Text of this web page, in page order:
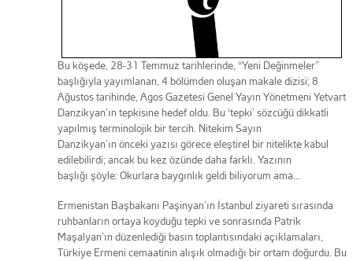
Bu köşede, 28-31 Temmuz tarihlerinde, “Yeni Değinmeler”
başlığıyla yayımlanan, 4 bölümden oluşan makale dizisi; 8
Ağustos tarihinde, Agos Gazetesi Genel Yayın Yönetmeni Yetvart
Danzikyan’ın tepkisine hedef oldu. Bu ‘tepki’ sözcüğü dikkatli
yapılmış terminolojik bir tercih. Nitekim Sayın
Danzikyan’ın önceki yazısı görece eleştirel bir nitelikte kabul
edilebilirdi; ancak bu kez özünde daha farklı. Yazının
başlığı şöyle: Okurlara baygınlık geldi biliyorum ama…
Ermenistan Başbakanı Paşinyan’ın İstanbul ziyareti sırasında
ruhbanların ortaya koyduğu tepki ve sonrasında Patrik
Maşalyan’ın düzenlediği basın toplantısındaki açıklamaları,
Türkiye Ermeni cemaatinin alışık olmadığı bir ortam doğurdu. Bu